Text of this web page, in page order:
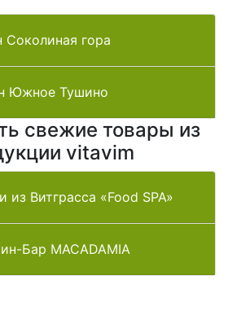
Соколиная гора
Южное Тушино
свежие товары из
vitavim
из Витграсса «Food SPA»
Бар MACADAMIA